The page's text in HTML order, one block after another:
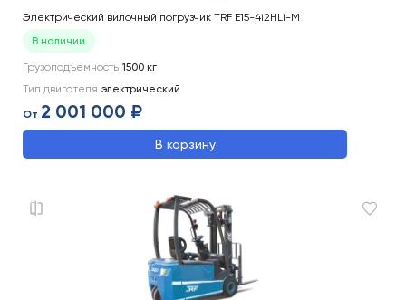
Электрический вилочный погрузчик TRF E15-4i2HLi-M
В наличии
Грузоподъемность 1500 кг
Тип двигателя электрический
От 2 001 000 ₽
В корзину